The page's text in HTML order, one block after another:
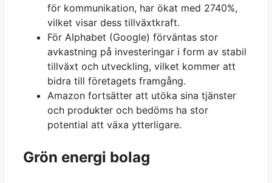
för kommunikation, har ökat med 2740%,
vilket visar dess tillväxtkraft.
För Alphabet (Google) förväntas stor
avkastning på investeringar i form av stabil
tillväxt och utveckling, vilket kommer att
bidra till företagets framgång.
Amazon fortsätter att utöka sina tjänster
och produkter och bedöms ha stor
potential att växa ytterligare.
Grön energi bolag